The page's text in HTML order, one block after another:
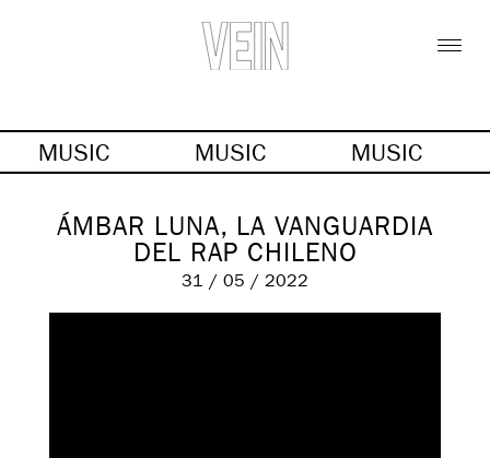
MUSIC MUSIC MUSIC
ÁMBAR LUNA, LA VANGUARDIA
DEL RAP CHILENO
31 / 05 / 2022